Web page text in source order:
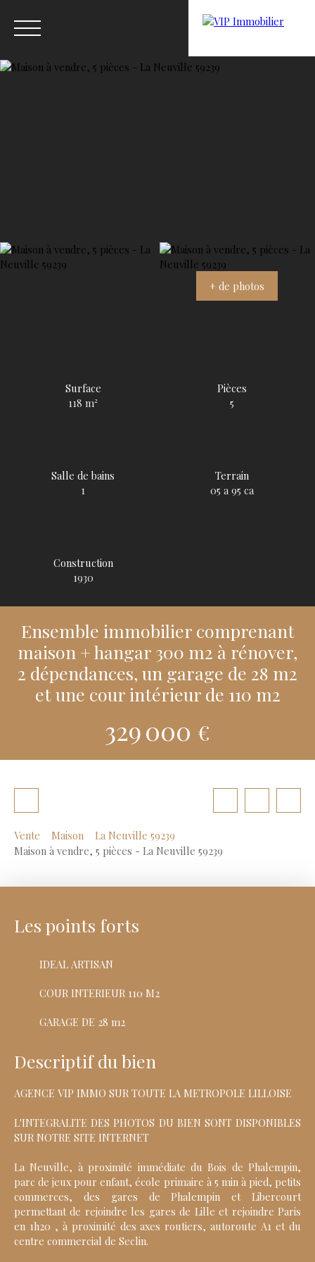
Estimation
+ de photos
Surface
118m²
Pièces
5
Salle de bains
1
Terrain
05 a 95 ca
Construction
1930
Ensemble immobilier comprenant
maison + hangar 300 m2 à rénover,
2 dépendances, un garage de 28 m2
et une cour intérieur de 110 m2
329 000 €
Vente Maison
La Neuville 59239
Maison à vendre, 5 pièces - La Neuville 59239
Les points forts
IDEAL ARTISAN
COUR INTERIEUR 110 M2
GARAGE DE 28 m2
Descriptif du bien
AGENCE VIP IMMO SUR TOUTE LA METROPOLE LILLOISE
L'INTEGRALITE DES PHOTOS DU BIEN SONT DISPONIBLES
SUR NOTRE SITE INTERNET
La Neuville, à proximité immédiate du Bois de Phalempin,
parc de jeux pour enfant, école primaire à 5 min à pied, petits
commerces, des gares de Phalempin et Libercourt
permettant de rejoindre les gares de Lille et rejoindre Paris
en 1h20 , à proximité des axes routiers, autoroute A1 et du
centre commercial de Seclin.